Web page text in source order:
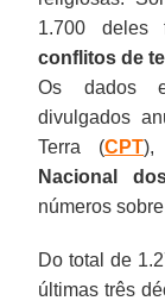
1.700 deles
conflitos de
Os dados
divulgados
Terra (CPT),
Nacional
números
Do total de
últimas três